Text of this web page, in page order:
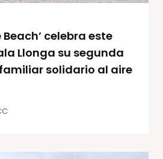
celebra este
Llonga su segunda
solidario al aire